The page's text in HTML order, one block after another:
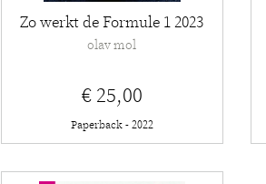
Zo werkt de Formule 1 2023
olav mol
€ 25,00
Paperback - 2022